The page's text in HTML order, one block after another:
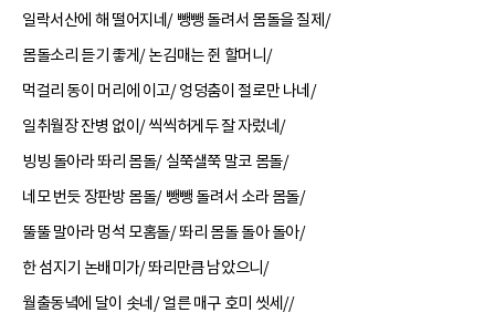
일락서산에 해 떨어지네/ 뺑뺑 돌려서 몸돌을 질제/
몸돌소리 듣기 좋게/ 논김매는 쥔 할머니/
먹걸리 동이 머리에 이고/ 엉덩춤이 절로만 나네/
일취월장 잔병 없이/ 씩씩허게두 잘 자렀네/
빙빙 돌아라 똬리 몸돌/ 실쭉샐쭉 말코 몸돌/
네모 번듯 장판방 몸돌/ 뺑뺑 돌려서 소라 몸돌/
뚤뚤 말아라 멍석 모홈돌/ 똬리 몸돌 돌아 돌아/
한 섬지기 논배미가/ 똬리만큼 남았으니/
월출동녘에 달이 솟네/ 얼른 매구 호미 씻세//